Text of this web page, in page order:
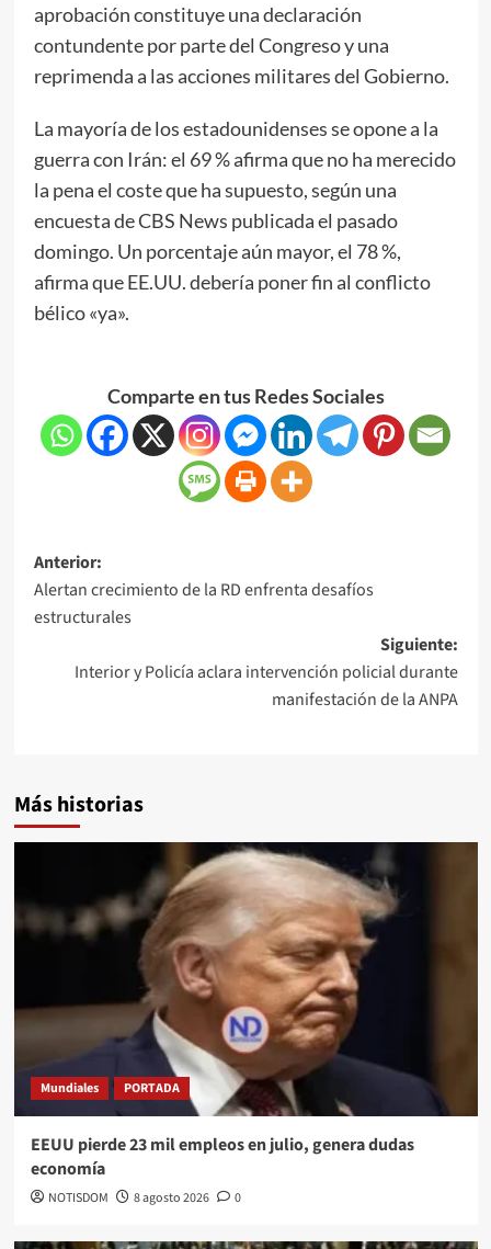
aprobación constituye una declaración
contundente por parte del Congreso y una
reprimenda a las acciones militares del Gobierno.
La mayoría de los estadounidenses se opone a la
guerra con Irán: el 69 % afirma que no ha merecido
la pena el coste que ha supuesto, según una
encuesta de CBS News publicada el pasado
domingo. Un porcentaje aún mayor, el 78 %,
afirma que EE.UU. debería poner fin al conflicto
bélico «ya».
Comparte en tus Redes Sociales
Anterior:
Alertan crecimiento de la RD enfrenta desafíos
estructurales
Siguiente:
Interior y Policía aclara intervención policial durante
manifestación de la ANPA
Más historias
Mundiales PORTADA
EEUU pierde 23 mil empleos en julio, genera dudas
economía
NOTISDOM 8 agosto 2026 0